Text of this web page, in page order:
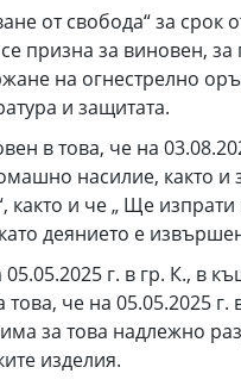
от свобода“ за срок
призна за виновен,
на огнестрелно
и защитата.
в това, че на
насилие, както и
както и че „ Ще
деянието е
г. в гр. К., в
това, че на
за това надлежно
изделия.